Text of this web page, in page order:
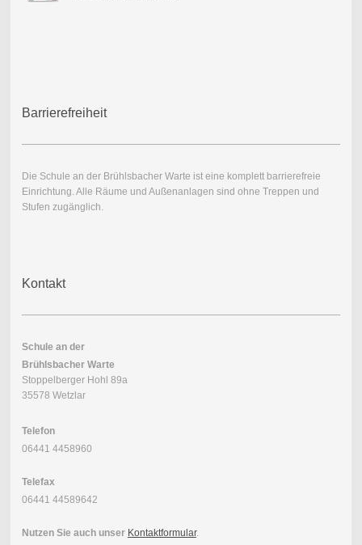
Barrierefreiheit
Die Schule an der Brühlsbacher Warte ist eine komplett barrierefreie
Einrichtung. Alle Räume und Außenanlagen sind ohne Treppen und
Stufen zugänglich.
Kontakt
Schule an der
Brühlsbacher Warte
Stoppelberger Hohl 89a
35578 Wetzlar
Telefon
06441 4458960
Telefax
06441 44589642
Nutzen Sie auch unser Kontaktformular.